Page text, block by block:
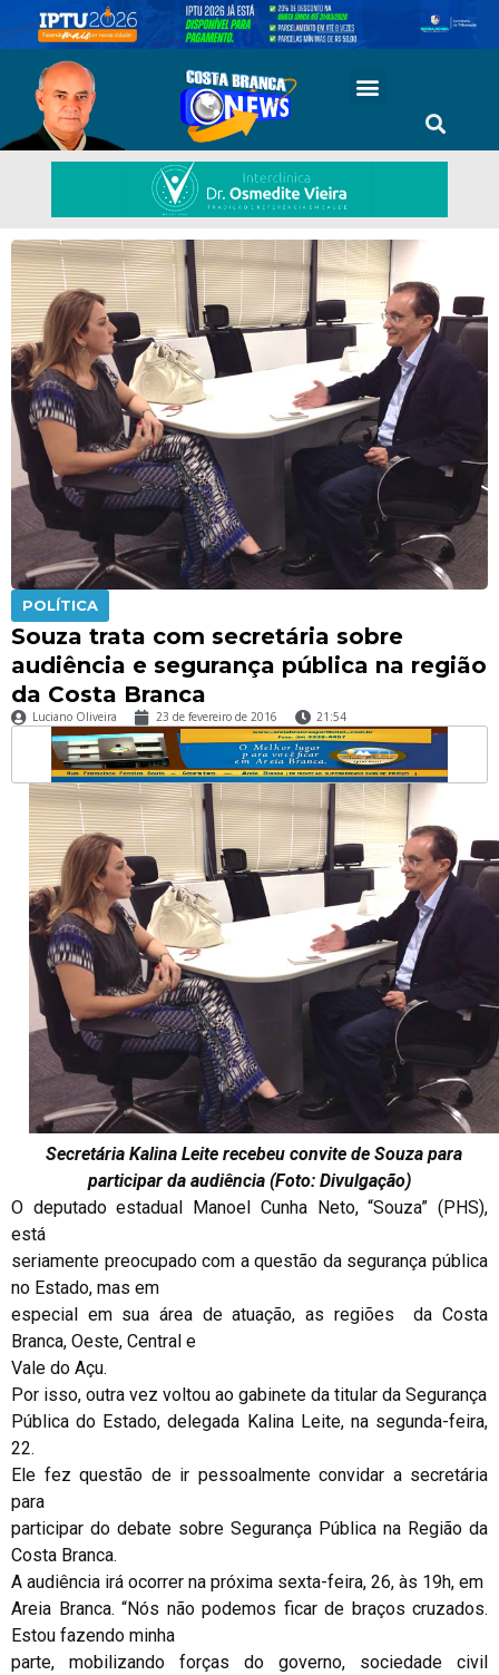
POLÍTICA
Souza trata com secretária sobre
audiência e segurança pública na região
da Costa Branca
Luciano Oliveira 23 de fevereiro de 2016 21:54
Secretária Kalina Leite recebeu convite de Souza para
participar da audiência (Foto: Divulgação)
O deputado estadual Manoel Cunha Neto, “Souza” (PHS),
está
seriamente preocupado com a questão da segurança pública
no Estado, mas em
especial em sua área de atuação, as regiões da Costa
Branca, Oeste, Central e
Vale do Açu.
Por isso, outra vez voltou ao gabinete da titular da Segurança
Pública do Estado, delegada Kalina Leite, na segunda-feira,
22.
Ele fez questão de ir pessoalmente convidar a secretária
para
participar do debate sobre Segurança Pública na Região da
Costa Branca.
A audiência irá ocorrer na próxima sexta-feira, 26, às 19h, em
Areia Branca. “Nós não podemos ficar de braços cruzados.
Estou fazendo minha
parte, mobilizando forças do governo, sociedade civil